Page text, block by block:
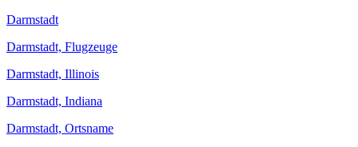
Darmstadt
Darmstadt, Flugzeuge
Darmstadt, Illinois
Darmstadt, Indiana
Darmstadt, Ortsname